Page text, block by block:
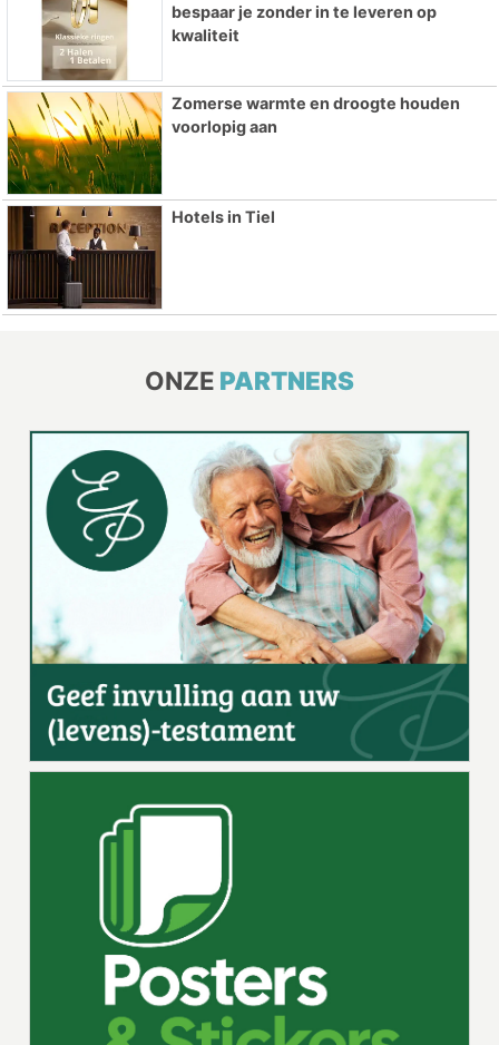
bespaar je zonder in te leveren op
kwaliteit
Zomerse warmte en droogte houden
voorlopig aan
Hotels in Tiel
ONZE PARTNERS